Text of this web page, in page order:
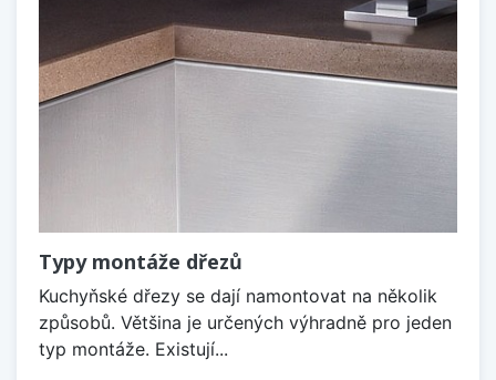
Typy montáže dřezů
Kuchyňské dřezy se dají namontovat na několik
způsobů. Většina je určených výhradně pro jeden
typ montáže. Existují...